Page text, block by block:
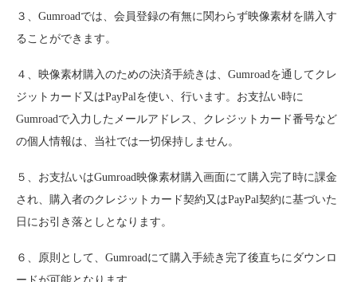
３、Gumroadでは、会員登録の有無に関わらず映像素材を購入す
ることができます。
４、映像素材購入のための決済手続きは、Gumroadを通してクレ
ジットカード又はPayPalを使い、行います。お支払い時に
Gumroadで入力したメールアドレス、クレジットカード番号など
の個人情報は、当社では一切保持しません。
５、お支払いはGumroad映像素材購入画面にて購入完了時に課金
され、購入者のクレジットカード契約又はPayPal契約に基づいた
日にお引き落としとなります。
６、原則として、Gumroadにて購入手続き完了後直ちにダウンロ